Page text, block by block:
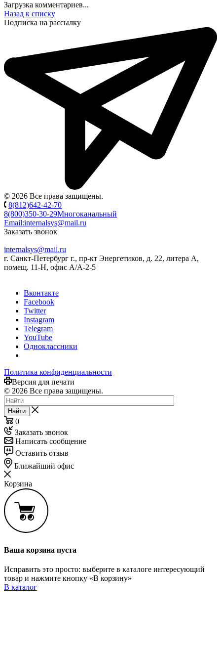
Загрузка комментариев...
Назад к списку
Подписка на рассылку
© 2026 Все права защищены.
8(812)642-42-70
8(800)350-30-29Многоканальный
Email:internalsys@mail.ru
Заказать звонок
internalsys@mail.ru
г. Санкт-Петербург г., пр-кт Энергетиков, д. 22, литера А,
помещ. 11-Н, офис А/А-2-5
Вконтакте
Facebook
Twitter
Instagram
Telegram
YouTube
Одноклассники
Политика конфиденциальности
Версия для печати
© 2026 Все права защищены.
Найти
0
Заказать звонок
Написать сообщение
Оставить отзыв
Ближайший офис
Корзина
Ваша корзина пуста
Исправить это просто: выберите в каталоге интересующий
товар и нажмите кнопку «В корзину»
В каталог